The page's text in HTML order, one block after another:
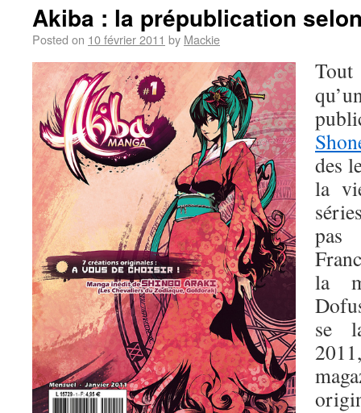
Akiba : la prépublication
Posted on 10 février 2011 by Mackie
des
la
pas
la
se